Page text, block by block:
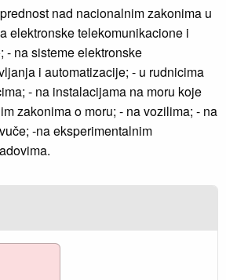
nad nacionalnim zakonima u
elektronske telekomunikacione i
- na sisteme elektronske
i automatizacije; - u rudnicima
- na instalacijama na moru koje
zakonima o moru; - na vozilima; - na
-na eksperimentalnim